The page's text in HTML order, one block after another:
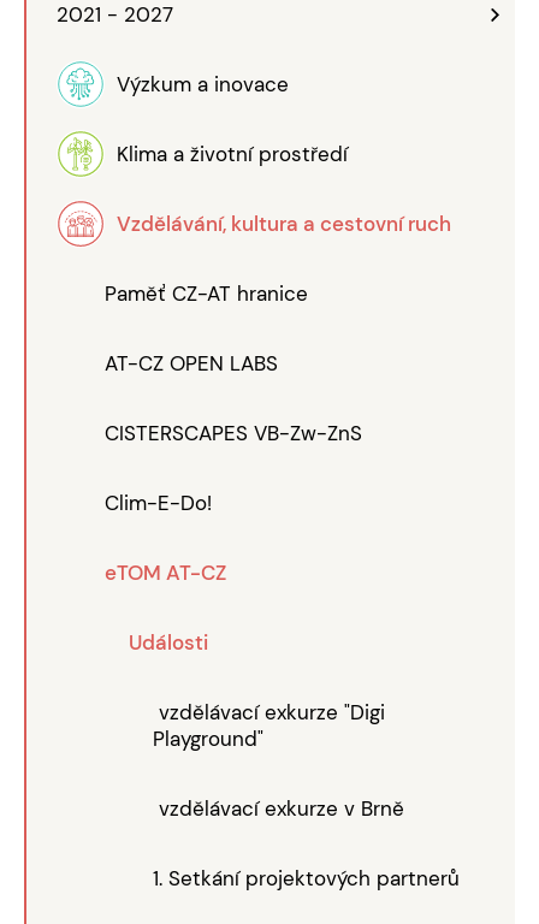
2021 - 2027
Výzkum a inovace
Klima a životní prostředí
Vzdělávání, kultura a cestovní ruch
Paměť CZ-AT hranice
AT-CZ OPEN LABS
CISTERSCAPES VB-Zw-ZnS
Clim-E-Do!
eTOM AT-CZ
Události
vzdělávací exkurze "Digi
Playground"
vzdělávací exkurze v Brně
1. Setkání projektových partnerů